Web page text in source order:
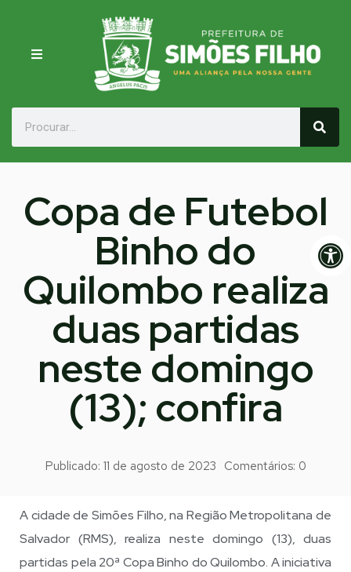
Copa de Futebol
Binho do
Quilombo realiza
duas partidas
neste domingo
(13); confira
Publicado: 11 de agosto de 2023 Comentários: 0
A cidade de Simões Filho, na Região Metropolitana de
Salvador (RMS), realiza neste domingo (13), duas
partidas pela 20ª Copa Binho do Quilombo. A iniciativa